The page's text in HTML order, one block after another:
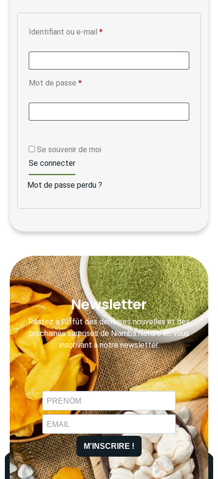
Identifiant ou e-mail *
Mot de passe *
Se souvenir de moi
Se connecter
Mot de passe perdu ?
Newsletter
Restez à l’affût des dernières nouvelles et des
prochaines surprises de Niamba.Nature en vous
inscrivant à notre newsletter.
M'INSCRIRE !